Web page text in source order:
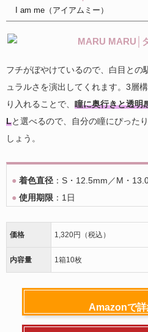
I am me（アイアムミー）
フチがぼやけているので、白目との
ュラルさを演出してくれます。3層
り入れることで、 瞳に奥行きと透明
Lと選べるので、自分の瞳にぴった
しょう。
● 着色直径 ：S・12.5mm／M・
● 使用期限 ：1日
価格 1,320円（税込）
内容量 1箱10枚
Amazonで詳